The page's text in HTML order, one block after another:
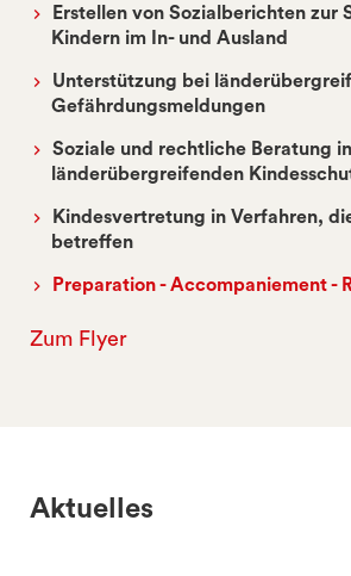
Erstellen von Sozialberichten zur
Kindern im In- und Ausland
Unterstützung bei
Gefährdungsmeldungen
Soziale und rechtliche Beratung in
länderübergreifenden
Kindesvertretung in Verfahren,
betreffen
Preparation - Accompaniement -
Zum Flyer
Aktuelles